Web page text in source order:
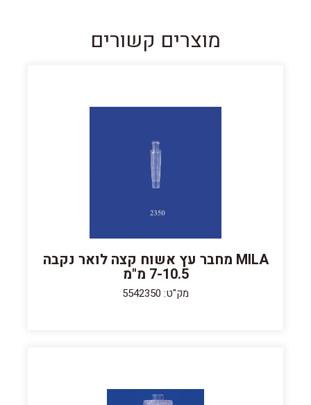
מוצרים קשורים
MILA מחבר עץ אשוח קצה לואר נקבה
7-10.5 מ"מ
מק"ט: 5542350